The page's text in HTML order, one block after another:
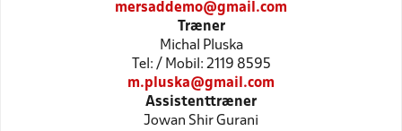
mersaddemo@gmail.com
Træner
Michal Pluska
Tel: / Mobil: 2119 8595
m.pluska@gmail.com
Assistenttræner
Jowan Shir Gurani